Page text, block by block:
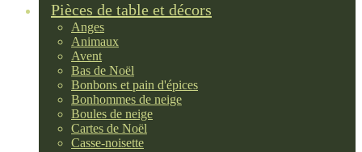
Pièces de table et décors
Anges
Animaux
Avent
Bas de Noël
Bonbons et pain d'épices
Bonhommes de neige
Boules de neige
Cartes de Noël
Casse-noisette